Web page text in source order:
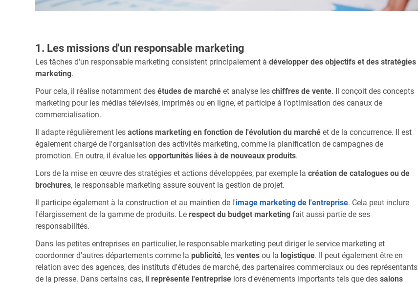
1. Les missions d'un responsable marketing
Les tâches d'un responsable marketing consistent principalement à développer des objectifs et des stratégies
marketing.
Pour cela, il réalise notamment des études de marché et analyse les chiffres de vente. Il conçoit des concepts
marketing pour les médias télévisés, imprimés ou en ligne, et participe à l'optimisation des canaux de
commercialisation.
Il adapte régulièrement les actions marketing en fonction de l'évolution du marché et de la concurrence. Il est
également chargé de l'organisation des activités marketing, comme la planification de campagnes de
promotion. En outre, il évalue les opportunités liées à de nouveaux produits.
Lors de la mise en œuvre des stratégies et actions développées, par exemple la création de catalogues ou de
brochures, le responsable marketing assure souvent la gestion de projet.
Il participe également à la construction et au maintien de l'image marketing de l'entreprise. Cela peut inclure
l'élargissement de la gamme de produits. Le respect du budget marketing fait aussi partie de ses
responsabilités.
Dans les petites entreprises en particulier, le responsable marketing peut diriger le service marketing et
coordonner d'autres départements comme la publicité, les ventes ou la logistique. Il peut également être en
relation avec des agences, des instituts d'études de marché, des partenaires commerciaux ou des représentants
de la presse. Dans certains cas, il représente l'entreprise lors d'événements importants tels que des salons